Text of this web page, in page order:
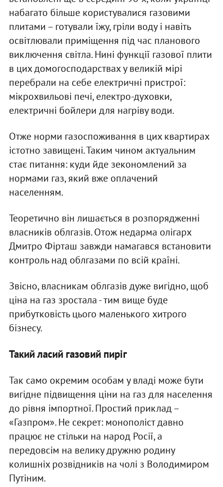
набагато більше користувалися газовими
плитами – готували їжу, гріли воду і навіть
освітлювали приміщення під час планового
виключення світла. Нині функції газової плити
в цих домогосподарствах у великій мірі
перебрали на себе електричні пристрої:
мікрохвильові печі, електро-духовки,
електричні бойлери для нагріву води.
Отже норми газоспоживання в цих квартирах
істотно завищені. Таким чином актуальним
стає питання: куди йде зекономлений за
нормами газ, який вже оплачений
населенням.
Теоретично він лишається в розпорядженні
власників облгазів. Отож недарма олігарх
Дмитро Фірташ завжди намагався встановити
контроль над облгазами по всій країні.
Звісно, власникам облгазів дуже вигідно, щоб
ціна на газ зростала - тим вище буде
прибутковість цього маленького хитрого
бізнесу.
Такий ласий газовий пиріг
Так само окремим особам у владі може бути
вигідне підвищення ціни на газ для населення
до рівня імпортної. Простий приклад –
«Газпром». Не секрет: монополіст давно
працює не стільки на народ Росії, а
передовсім на велику дружню родину
колишніх розвідників на чолі з Володимиром
Путіним.